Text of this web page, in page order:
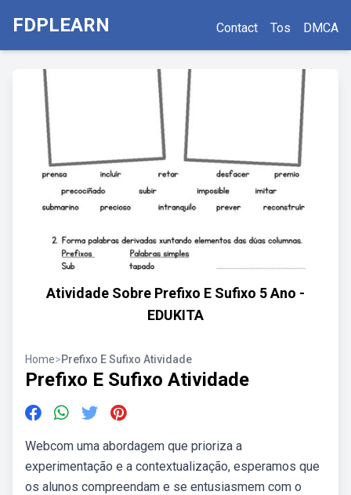
FDPLEARN Contact Tos DMCA
Atividade Sobre Prefixo E Sufixo 5 Ano -
EDUKITA
Home>Prefixo E Sufixo Atividade
Prefixo E Sufixo Atividade
Webcom uma abordagem que prioriza a
experimentação e a contextualização, esperamos que
os alunos compreendam e se entusiasmem com o